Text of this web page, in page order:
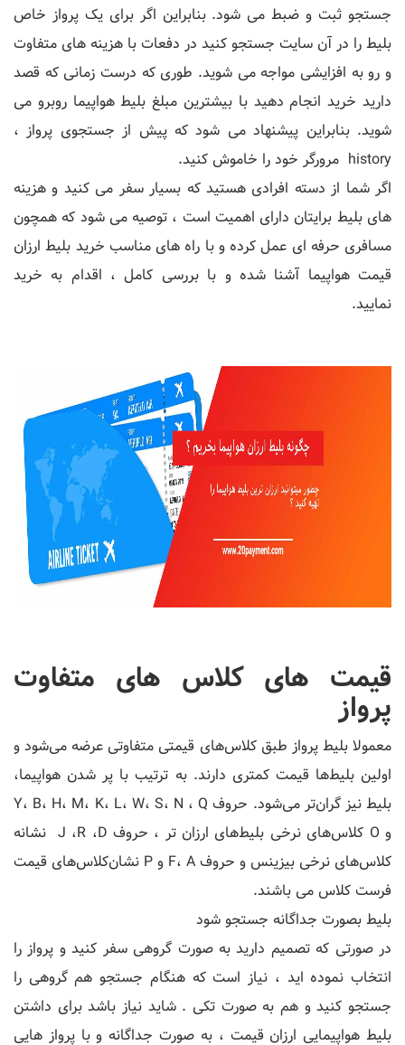
جستجو ثبت و ضبط می شود. بنابراین اگر برای یک پرواز خاص
بلیط را در آن سایت جستجو کنید در دفعات با هزینه های متفاوت
و رو به افزایشی مواجه می شوید. طوری که درست زمانی که قصد
دارید خرید انجام دهید با بیشترین مبلغ بلیط هواپیما روبرو می
شوید. بنابراین پیشنهاد می شود که پیش از جستجوی پرواز ،
history مرورگر خود را خاموش کنید.
اگر شما از دسته افرادی هستید که بسیار سفر می کنید و هزینه
های بلیط برایتان دارای اهمیت است ، توصیه می شود که همچون
مسافری حرفه ای عمل کرده و با راه های مناسب خرید بلیط ارزان
قیمت هواپیما آشنا شده و با بررسی کامل ، اقدام به خرید
نمایید.
قیمت های کلاس های متفاوت
پرواز
معمولا بلیط پرواز طبق کلاس‌های قیمتی متفاوتی عرضه می‌شود و
اولین بلیط‌ها قیمت کمتری دارند. به ترتیب با پر شدن هواپیما،
بلیط نیز گران‌تر می‌شود. حروف Y، B، H، M، K، L، W، S، N ، Q
و O کلاس‌های نرخی بلیط‌های ارزان تر ، حروف J ،R ،D نشانه
کلاس‌های نرخی بیزینس و حروف F، A و P نشان‌کلاس‌های قیمت
فرست کلاس می باشند.
بلیط بصورت جداگانه جستجو شود
در صورتی که تصمیم دارید به صورت گروهی سفر کنید و پرواز را
انتخاب نموده اید ، نیاز است که هنگام جستجو هم گروهی را
جستجو کنید و هم به صورت تکی . شاید نیاز باشد برای داشتن
بلیط هواپیمایی ارزان قیمت ، به صورت جداگانه و با پرواز هایی